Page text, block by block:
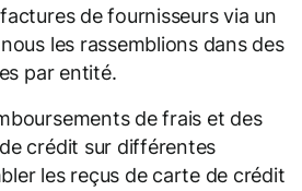
de fournisseurs via un
les rassemblions dans des
par entité.
de frais et des
crédit sur différentes
les reçus de carte de crédit